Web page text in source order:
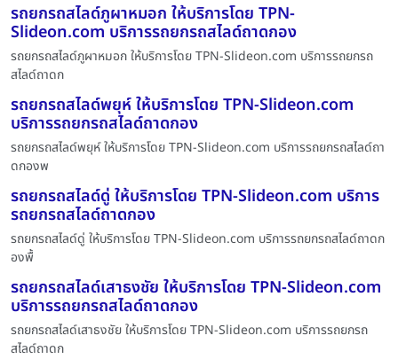
รถยกรถสไลด์ภูผาหมอก ให้บริการโดย TPN-
Slideon.com บริการรถยกรถสไลด์ถาดกอง
รถยกรถสไลด์ภูผาหมอก ให้บริการโดย TPN-Slideon.com บริการรถยกรถ
สไลด์ถาดก
รถยกรถสไลด์พยุห์ ให้บริการโดย TPN-Slideon.com
บริการรถยกรถสไลด์ถาดกอง
รถยกรถสไลด์พยุห์ ให้บริการโดย TPN-Slideon.com บริการรถยกรถสไลด์ถา
ดกองพ
รถยกรถสไลด์ดู่ ให้บริการโดย TPN-Slideon.com บริการ
รถยกรถสไลด์ถาดกอง
รถยกรถสไลด์ดู่ ให้บริการโดย TPN-Slideon.com บริการรถยกรถสไลด์ถาดก
องพื้
รถยกรถสไลด์เสาธงชัย ให้บริการโดย TPN-Slideon.com
บริการรถยกรถสไลด์ถาดกอง
รถยกรถสไลด์เสาธงชัย ให้บริการโดย TPN-Slideon.com บริการรถยกรถ
สไลด์ถาดก